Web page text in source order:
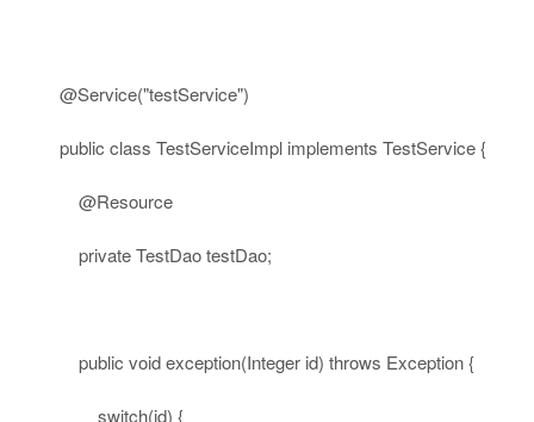
@Service("testService")
public class TestServiceImpl implements TestService {
@Resource
privateTestDao testDao;
public voidexception(Integer id) throws Exception {
switch(id) {